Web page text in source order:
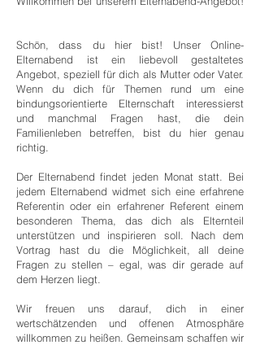
Schön, dass du hier bist! Unser Online-
Elternabend ist ein liebevoll gestaltetes
Angebot, speziell für dich als Mutter oder Vater.
Wenn du dich für Themen rund um eine
bindungsorientierte Elternschaft interessierst
und manchmal Fragen hast, die dein
Familienleben betreffen, bist du hier genau
richtig.
Der Elternabend findet jeden Monat statt. Bei
jedem Elternabend widmet sich eine erfahrene
Referentin oder ein erfahrener Referent einem
besonderen Thema, das dich als Elternteil
unterstützen und inspirieren soll. Nach dem
Vortrag hast du die Möglichkeit, all deine
Fragen zu stellen – egal, was dir gerade auf
dem Herzen liegt.
Wir freuen uns darauf, dich in einer
wertschätzenden und offenen Atmosphäre
willkommen zu heißen. Gemeinsam schaffen wir